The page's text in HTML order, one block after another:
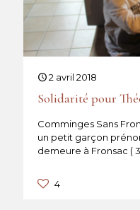
2 avril 2018
Solidarité pour
Comminges Sans
un petit garçon
demeure à Fronsac (
4